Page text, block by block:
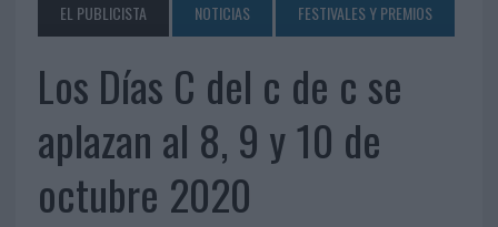
EL PUBLICISTA NOTICIAS FESTIVALES Y PREMIOS
Los Días C del c de c se
aplazan al 8, 9 y 10 de
octubre 2020